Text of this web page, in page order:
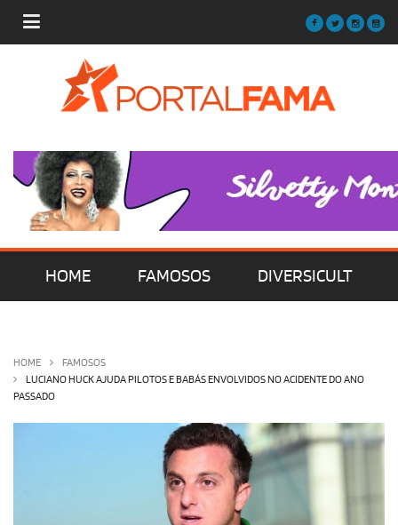
HOME FAMOSOS DIVERSICULT
OLHA ISSO! EU QUERO!
HOME
FAMOSOS
LUCIANO HUCK AJUDA PILOTOS E BABÁS ENVOLVIDOS NO ACIDENTE DO ANO
PASSADO